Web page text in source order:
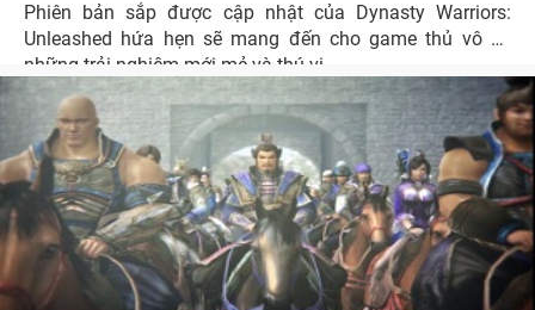
Phiên bản sắp được cập nhật của Dynasty Warriors:
Unleashed hứa hẹn sẽ mang đến cho game thủ vô số
những trải nghiệm mới mẻ và thú vị.